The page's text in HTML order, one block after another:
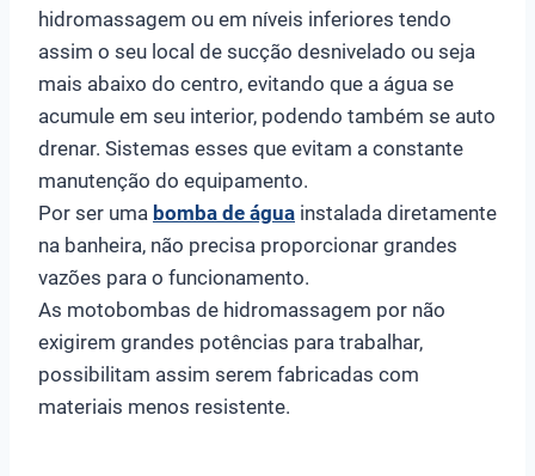
hidromassagem ou em níveis inferiores tendo
assim o seu local de sucção desnivelado ou seja
mais abaixo do centro, evitando que a água se
acumule em seu interior, podendo também se auto
drenar. Sistemas esses que evitam a constante
manutenção do equipamento.
Por ser uma bomba de água instalada diretamente
na banheira, não precisa proporcionar grandes
vazões para o funcionamento.
As motobombas de hidromassagem por não
exigirem grandes potências para trabalhar,
possibilitam assim serem fabricadas com
materiais menos resistente.